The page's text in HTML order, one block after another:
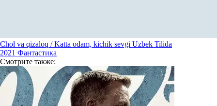
Chol va qizaloq / Katta odam, kichik sevgi Uzbek Tilida
2021 Фантастика
Смотрите также: